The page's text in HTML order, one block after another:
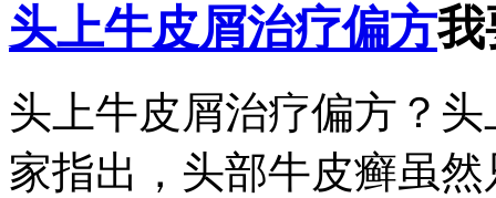
头上牛皮屑治疗偏方我
头上牛皮屑治疗偏方？
家指出，头部牛皮癣虽